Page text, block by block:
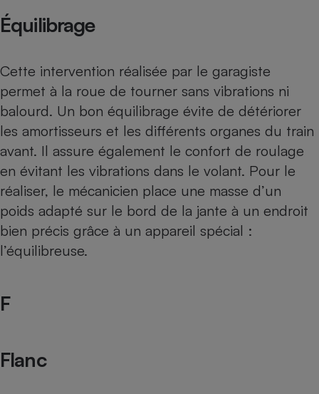
Équilibrage
Cette intervention réalisée par le garagiste
permet à la roue de tourner sans vibrations ni
balourd. Un bon équilibrage évite de détériorer
les amortisseurs et les différents organes du train
avant. Il assure également le confort de roulage
en évitant les vibrations dans le volant. Pour le
réaliser, le mécanicien place une masse d’un
poids adapté sur le bord de la jante à un endroit
bien précis grâce à un appareil spécial :
l’équilibreuse.
F
Flanc